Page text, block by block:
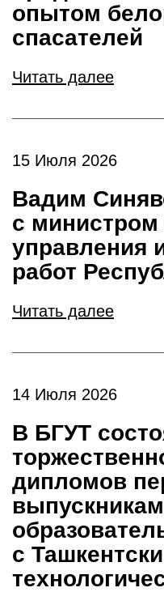
опытом
спасателей
Читать далее
15 Июля 2026
Вадим
с министром
управления
работ
Читать далее
14 Июля 2026
В БГУТ
дипломов
с